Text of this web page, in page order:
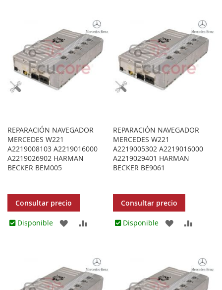
REPARACIÓN NAVEGADOR
MERCEDES W221
A2219008103 A2219016000
A2219026902 HARMAN
BECKER BEM005
Consultar precio
Disponible
AGREGAR
FAVORITOS
COMPARAR
REPARACIÓN NAVEGADOR
MERCEDES W221
A2219005302 A2219016000
A2219029401 HARMAN
BECKER BE9061
Consultar precio
Disponible
AGREGAR
FAVORITOS